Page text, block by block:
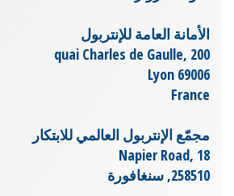
الأمانة العامة للإنتربول
200 ,quai Charles de Gaulle
69006 Lyon
France
مجمّع الإنتربول العالمي للابتكار
Napier Road, 18
258510, سنغافورة